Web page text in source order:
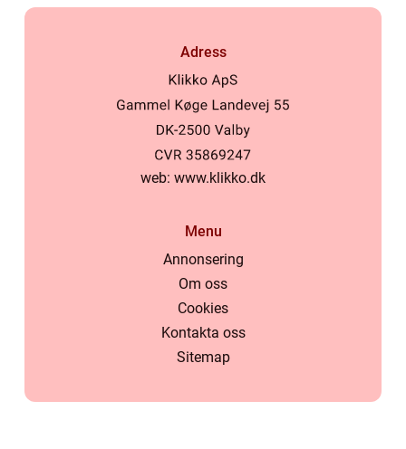
Adress
web: www.klikko.dk
Menu
Annonsering
Om oss
Cookies
Kontakta oss
Sitemap